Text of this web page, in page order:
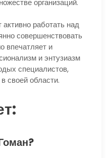
работать над
совершенствовать
впечатляет и
и энтузиазм
специалистов,
своей области.